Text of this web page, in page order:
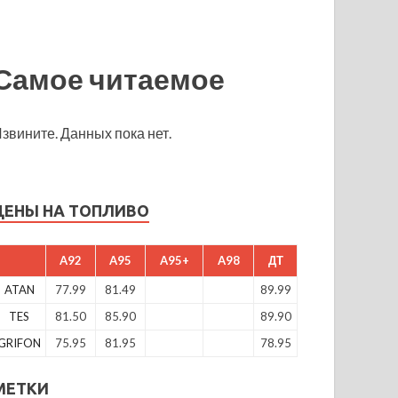
читаемое
Данных пока нет.
НА ТОПЛИВО
A92 A95 A95+ A98 ДТ
ATAN 77.99 81.49
89.99
TES
81.50 85.90
89.90
75.95 81.95 78.95